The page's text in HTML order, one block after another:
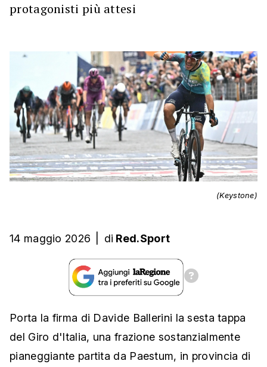
protagonisti più attesi
(Keystone)
14 maggio 2026 di Red.Sport
Porta la firma di Davide Ballerini la sesta tappa
del Giro d'Italia, una frazione sostanzialmente
pianeggiante partita da Paestum, in provincia di